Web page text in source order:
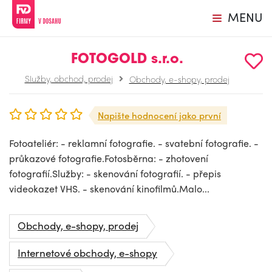
MENU
FOTOGOLD s.r.o.
Služby, obchod, prodej Obchody, e-shopy, prodej
Napište hodnocení jako první
Fotoateliér: - reklamní fotografie. - svatební fotografie. -
průkazové fotografie.Fotosběrna: - zhotovení
fotografií.Služby: - skenování fotografií. - přepis
videokazet VHS. - skenování kinofilmů.Malo...
Obchody, e-shopy, prodej
Internetové obchody, e-shopy